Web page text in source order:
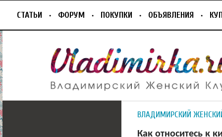
СТАТЬИ ФОРУМ ПОКУПКИ ОБЪЯВЛЕНИЯ
ВЛАДИМИРСКИЙ
Как относитесь к